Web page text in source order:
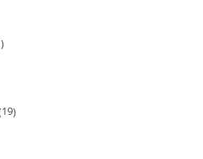
19